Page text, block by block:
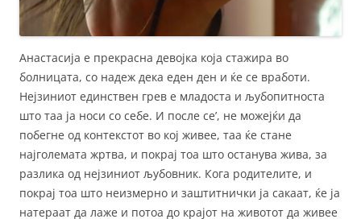
Анастасија е прекрасна девојка која стажира во
болницата, со надеж дека еден ден и ќе се вработи.
Нејзиниот единствен грев е младоста и љубопитноста
што таа ја носи со себе. И после се’, не можејќи да
побегне од контекстот во кој живее, таа ќе стане
најголемата жртва, и покрај тоа што останува жива, за
разлика од нејзиниот љубовник. Кога родителите, и
покрај тоа што неизмерно и заштитнички ја сакаат, ќе ја
натераат да лаже и потоа до крајот на животот да живее